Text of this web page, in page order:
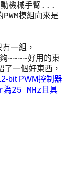
動機械手臂...
模組向來是
一組，
~~~~好用的東
一個好東西，
bit PWM控制器
25 MHz且具